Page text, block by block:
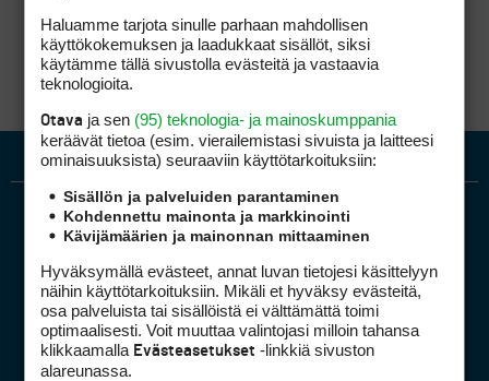
Golfpiste mediakortti
Haluamme tarjota sinulle parhaan mahdollisen
käyttökokemuksen ja laadukkaat sisällöt, siksi
käytämme tällä sivustolla evästeitä ja vastaavia
teknologioita.
Otava ja sen (95) teknologia- ja mainoskumppania
keräävät tietoa (esim. vierailemis­tasi sivuista ja laitteesi
ominaisuuk­sista) seuraaviin käyttötarkoituksiin:
Sisällön ja palveluiden parantaminen
Kohdennettu mainonta ja markkinointi
Kävijämäärien ja mainonnan mittaaminen
Hyväksymällä evästeet, annat luvan tietojesi käsittelyyn
näihin käyttötarkoituksiin. Mikäli et hyväksy evästeitä,
osa palveluista tai sisällöistä ei välttämättä toimi
optimaalisesti. Voit muuttaa valintojasi milloin tahansa
klikkaamalla Evästeasetukset -linkkiä sivuston
alareunassa.